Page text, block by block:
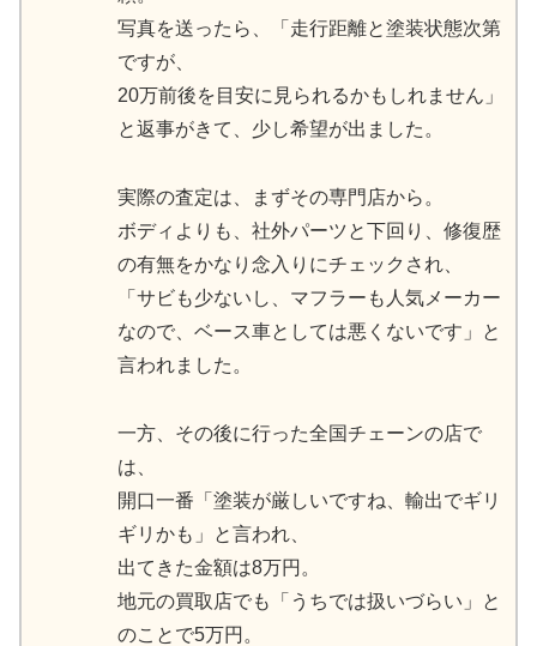
写真を送ったら、「走行距離と塗装状態次第
ですが、
20万前後を目安に見られるかもしれません」
と返事がきて、少し希望が出ました。
実際の査定は、まずその専門店から。
ボディよりも、社外パーツと下回り、修復歴
の有無をかなり念入りにチェックされ、
「サビも少ないし、マフラーも人気メーカー
なので、ベース車としては悪くないです」と
言われました。
一方、その後に行った全国チェーンの店で
は、
開口一番「塗装が厳しいですね、輸出でギリ
ギリかも」と言われ、
出てきた金額は8万円。
地元の買取店でも「うちでは扱いづらい」と
のことで5万円。